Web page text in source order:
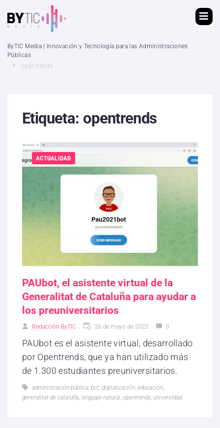
ByTIC Media | Innovación y Tecnología para las Administraciones
Públicas
opentrends
Etiqueta: opentrends
ACTUALIDAD
PAUbot, el asistente virtual de la
Generalitat de Cataluña para ayudar a
los preuniversitarios
Redacción ByTIC 26 de mayo de 2022 0
PAUbot es el asistente virtual, desarrollado
por Opentrends, que ya han utilizado más
de 1.300 estudiantes preuniversitarios.
administración pública bot digitalización educación
generalitat de cataluña lenguaje natural opentrends universidad